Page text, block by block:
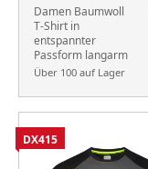
Damen Baumwoll
T-Shirt in
entspannter
Passform langarm
Über 100 auf Lager
DX415